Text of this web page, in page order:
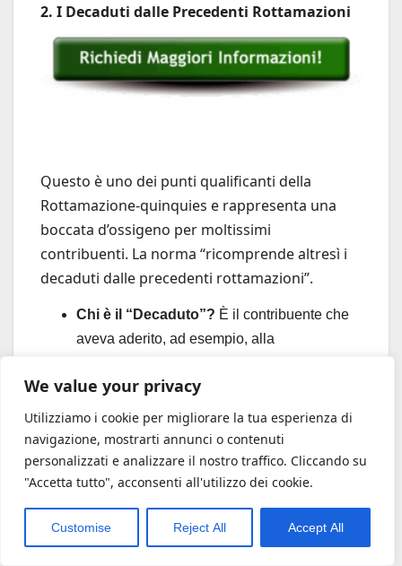
We value your privacy
Utilizziamo i cookie per migliorare la tua esperienza di
navigazione, mostrarti annunci o contenuti
personalizzati e analizzare il nostro traffico. Cliccando su
"Accetta tutto", acconsenti all'utilizzo dei cookie.
Customise Reject All Accept All
2. I Decaduti dalle Precedenti Rottamazioni
Questo è uno dei punti qualificanti della
Rottamazione-quinquies e rappresenta una
boccata d’ossigeno per moltissimi
contribuenti. La norma “ricomprende altresì i
decaduti dalle precedenti rottamazioni”.
Chi è il “Decaduto”? È il contribuente che
aveva aderito, ad esempio, alla
iniziato a pagare le rate, ma a un certo punto
ha interrotto i pagamenti (mancando una
scadenza oltre il termine di tolleranza di 5
giorni).
Conseguenze della Decadenza
“Ordinaria”:La legge sulle rottamazioni è
spietata. Chi decade perde
i benefici. Il